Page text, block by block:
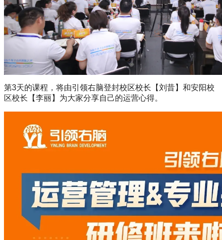
第3天的课程，将由引领右脑登封校区校长【刘昔】和安阳校
区校长【李丽】为大家分享自己的运营心得。